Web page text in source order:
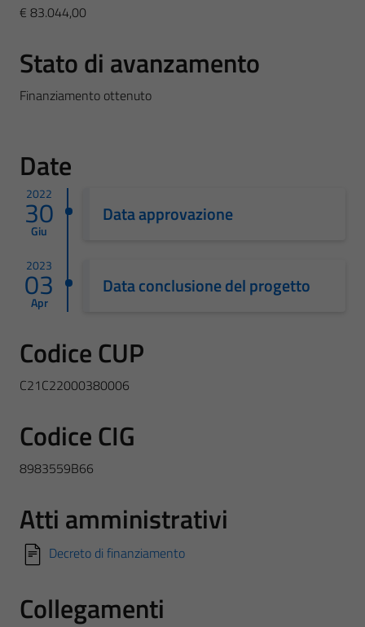
€ 83.044,00
Stato di avanzamento
Finanziamento ottenuto
Date
2022
30
Giu
Data approvazione
2023
03
Apr
Data conclusione del progetto
Codice CUP
C21C22000380006
Codice CIG
8983559B66
Atti amministrativi
Decreto di finanziamento
Collegamenti